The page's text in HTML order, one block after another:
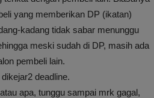
yang memberikan DP (ikatan)
kadang tidak sabar menunggu
meski sudah di DP, masih ada
pembeli lain.
deadline.
apa, tunggu sampai mrk gagal,